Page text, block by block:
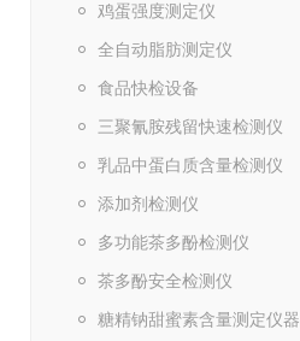
鸡蛋强度测定仪
全自动脂肪测定仪
食品快检设备
三聚氰胺残留快速检测仪
乳品中蛋白质含量检测仪
添加剂检测仪
多功能茶多酚检测仪
茶多酚安全检测仪
糖精钠甜蜜素含量测定仪器